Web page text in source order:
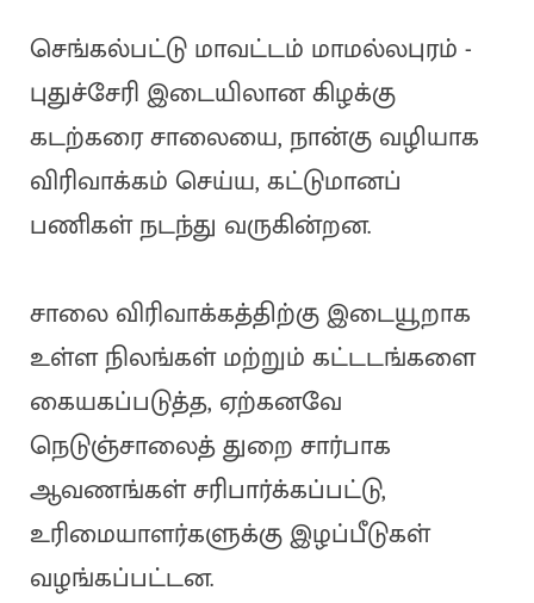
செங்கல்பட்டு மாவட்டம் மாமல்லபுரம் -
புதுச்சேரி இடையிலான கிழக்கு
கடற்கரை சாலையை, நான்கு வழியாக
விரிவாக்கம் செய்ய, கட்டுமானப்
பணிகள் நடந்து வருகின்றன.
சாலை விரிவாக்கத்திற்கு இடையூறாக
உள்ள நிலங்கள் மற்றும் கட்டடங்களை
கையகப்படுத்த, ஏற்கனவே
நெடுஞ்சாலைத் துறை சார்பாக
ஆவணங்கள் சரிபார்க்கப்பட்டு,
உரிமையாளர்களுக்கு இழப்பீடுகள்
வழங்கப்பட்டன.